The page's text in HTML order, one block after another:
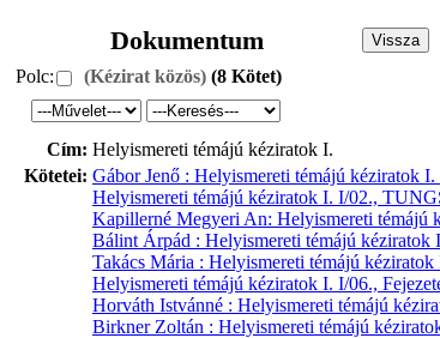
Dokumentum
Polc: (Kézirat közös) (8 Kötet)
Cím: Helyismereti témájú kéziratok I.
Kötetei: Gábor Jenő : Helyismereti témájú kéziratok
Helyismereti témájú kéziratok I. I/02.,
Kapillerné Megyeri An: Helyismereti témájú
Bálint Árpád : Helyismereti témájú kéziratok
Takács Mária : Helyismereti témájú
Helyismereti témájú kéziratok I. I/06.,
Horváth Istvánné : Helyismereti témájú
Birkner Zoltán : Helyismereti témájú